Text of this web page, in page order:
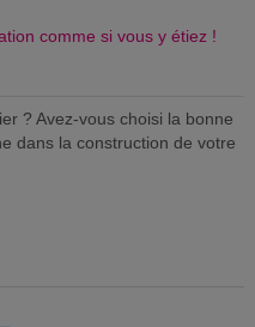
comme si vous y étiez !
? Avez-vous choisi la bonne
dans la construction de votre